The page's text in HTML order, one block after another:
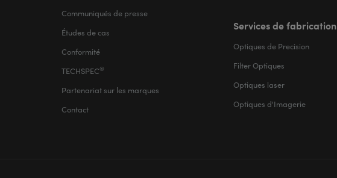
Communiqués de presse
Études de cas
Conformité
TECHSPEC®
Partenariat sur les marques
Contact
Services de fabrication
Optiques de Precision
Filter Optiques
Optiques laser
Optiques d'Imagerie